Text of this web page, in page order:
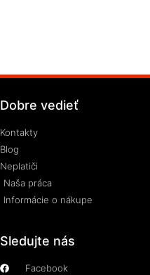
Dobre vedieť
Kontakty
Blog
Neplatiči
Naša práca
Informácie o nákupe
Sledujte nás
Facebook